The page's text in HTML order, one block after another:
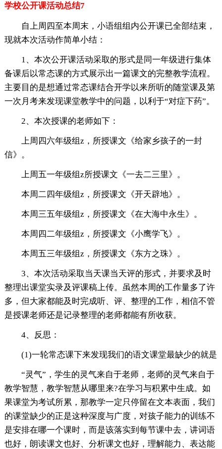
学校公开课活动总结7
自上周四至本周末，小语组组内公开课已全部结束，
现就本次活动作简单小结：
1、本次公开课活动采取的形式是同一年级进行集体
备课后以常态课的方式展示出一篇课文的完整教学流程。
主要目的是想通过常态课结合开学以来所听的随堂课及第
一次月考来发现课堂教学中的问题，以利于“对症下药”。
2、本次授课的老师如下：
上周四六年级组z，所授课文《给家乡孩子的一封
信》。
上周五一年级组z所授课文《一去二三里》。
本周二四年级组z，所授课文《开天辟地》。
本周三五年级组z，所授课文《在大海中永生》。
本周四二年级组z，所授课文《小鹰学飞》。
本周五三年级组z，所授课文《东方之珠》。
3、本次活动采取当天课当天评的形式，并要求及时
整理出课堂实录及评课稿上传。虽然本周的工作量多了许
多，但大家都能及时完成听、评、整理的工作，相信不管
是授课老师还是记录整理的老师都能有所收获。
4、反思：
(1)一轮常态课下来发现我们的语文课堂最缺少的就是
“灵气”，学生的灵气来自于老师，老师的灵气来自于
教学智慧，教学智慧从哪里来?在学习与积累中生成。如
果课堂为考试所累，那教学一定只停留在文本表面，我们
的课堂缺少的正是这种深度与广度，对孩子能力的训练不
是安排在哪一个课时，而是该落实到每节课中去，讲词语
也好，朗读课文也好、分析课文也好，理解能力、表达能